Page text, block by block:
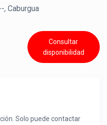
, Caburgua
Consultar
disponibilidad
Solo puede contactar